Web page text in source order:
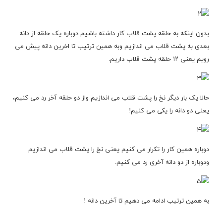
بدون اینکه به حلقه پشت قلاب کار داشته باشیم دوباره یک حلقه از دانه
بعدی به پشت قلاب می اندازیم وبه همین ترتیب تا اخرین دانه پیش می
رویم یعنی ۱۲ حلقه پشت قلاب داریم.
حالا یک بار دیگر نخ را پشت قلاب می اندازیم واز دو حلقه آخر رد می کنیم،
یعنی دو دانه را یکی می کنیم!
دوباره همین کار را تکرار می کنیم یعنی نخ را پشت قلاب می اندازیم
ودوباره از دو دانه آخری رد می کنیم.
به همین ترتیب ادامه می دهیم تا آخرین دانه !